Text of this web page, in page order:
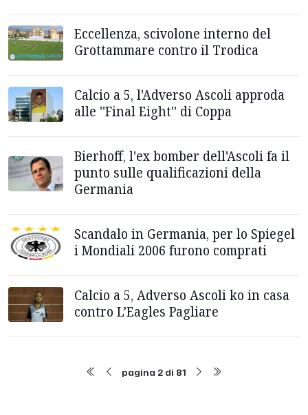
Eccellenza, scivolone interno del
Grottammare contro il Trodica
Calcio a 5, l'Adverso Ascoli approda
alle ''Final Eight'' di Coppa
Bierhoff, l'ex bomber dell'Ascoli fa il
punto sulle qualificazioni della
Germania
Scandalo in Germania, per lo Spiegel
i Mondiali 2006 furono comprati
Calcio a 5, Adverso Ascoli ko in casa
contro L’Eagles Pagliare
pagina 2 di 81